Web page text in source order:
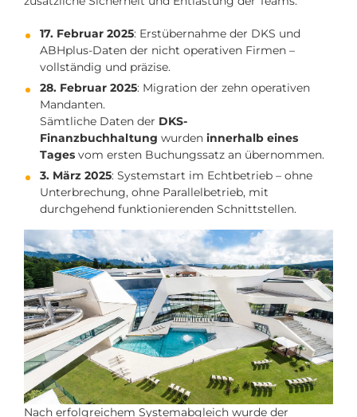
17. Februar 2025: Erstübernahme der DKS und
ABHplus-Daten der nicht operativen Firmen –
vollständig und präzise.
28. Februar 2025: Migration der zehn operativen
Mandanten.
Sämtliche Daten der DKS-
Finanzbuchhaltung wurden innerhalb eines
Tages vom ersten Buchungssatz an übernommen.
3. März 2025: Systemstart im Echtbetrieb – ohne
Unterbrechung, ohne Parallelbetrieb, mit
durchgehend funktionierenden Schnittstellen.
Nach erfolgreichem Systemabgleich wurde der